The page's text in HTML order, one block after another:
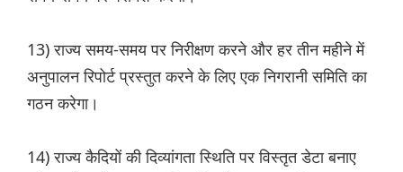
13) राज्य समय-समय पर निरीक्षण करने और हर तीन महीने में
अनुपालन रिपोर्ट प्रस्तुत करने के लिए एक निगरानी समिति का
गठन करेगा।
14) राज्य कैदियों की दिव्यांगता स्थिति पर विस्तृत डेटा बनाए